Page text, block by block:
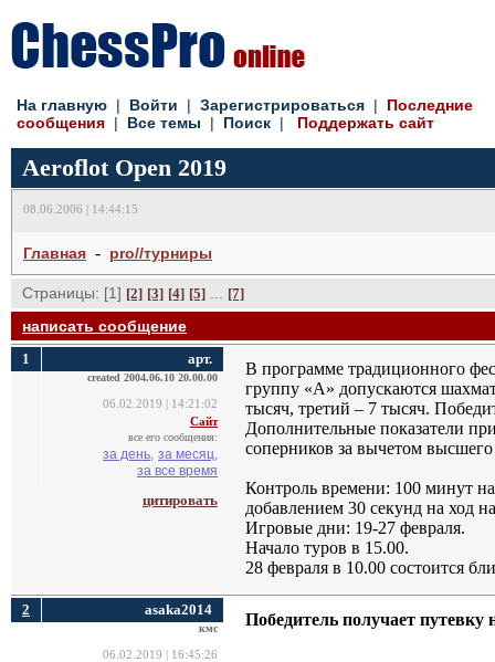
На главную | Войти | Зарегистрироваться | Последние
сообщения | Все темы | Поиск | Поддержать сайт
Aeroflot Open 2019
08.06.2006 | 14:44:15
Главная - pro//турниры
Страницы: [1] [2] [3] [4] [5] [7]
написать сообщение
1 арт.
created 2004.06.10 20.00.00
06.02.2019 | 14:21:02
Сайт
все его сообщения:
за день, за месяц,
за все время
цитировать
В программе традиционного
группу «А» допускаются
тысяч, третий – 7 тысяч.
Дополнительные показатели
соперников за вычетом
Контроль времени: 100 минут
добавлением 30 секунд на ход
Игровые дни: 19-27 февраля.
Начало туров в 15.00.
28 февраля в 10.00 состоится
2 asaka2014
кмс
06.02.2019 | 16:45:26
Победитель получает